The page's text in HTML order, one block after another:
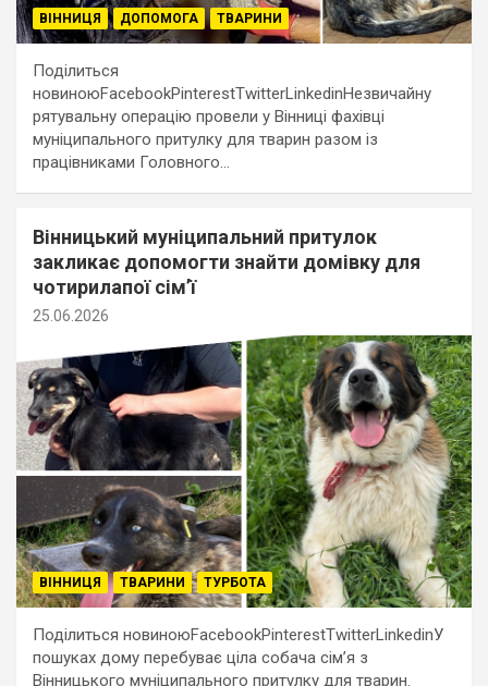
ВІННИЦЯ ДОПОМОГА ТВАРИНИ
Поділиться
новиноюFacebookPinterestTwitterLinkedinНезвичайну
рятувальну операцію провели у Вінниці фахівці
муніципального притулку для тварин разом із
працівниками Головного…
Вінницький муніципальний притулок
закликає допомогти знайти домівку для
чотирилапої сім’ї
25.06.2026
ВІННИЦЯ ТВАРИНИ ТУРБОТА
Поділиться новиноюFacebookPinterestTwitterLinkedinУ
пошуках дому перебуває ціла собача сім’я з
Вінницького муніципального притулку для тварин.